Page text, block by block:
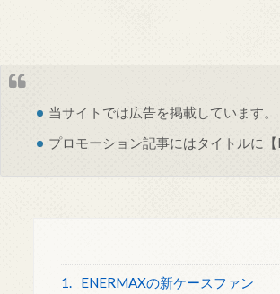
当サイトでは広告を掲載しています。
プロモーション記事にはタイトルに【
1. ENERMAXの新ケースファン